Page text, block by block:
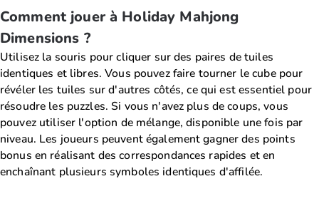
Comment jouer à Holiday Mahjong
Dimensions ?
Utilisez la souris pour cliquer sur des paires de tuiles
identiques et libres. Vous pouvez faire tourner le cube pour
révéler les tuiles sur d'autres côtés, ce qui est essentiel pour
résoudre les puzzles. Si vous n'avez plus de coups, vous
pouvez utiliser l'option de mélange, disponible une fois par
niveau. Les joueurs peuvent également gagner des points
bonus en réalisant des correspondances rapides et en
enchaînant plusieurs symboles identiques d'affilée.